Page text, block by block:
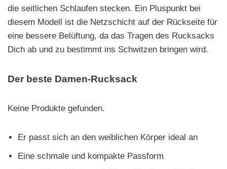
die seitlichen Schlaufen stecken. Ein Pluspunkt bei
diesem Modell ist die Netzschicht auf der Rückseite für
eine bessere Belüftung, da das Tragen des Rucksacks
Dich ab und zu bestimmt ins Schwitzen bringen wird.
Der beste Damen-Rucksack
Keine Produkte gefunden.
Er passt sich an den weiblichen Körper ideal an
Eine schmale und kompakte Passform